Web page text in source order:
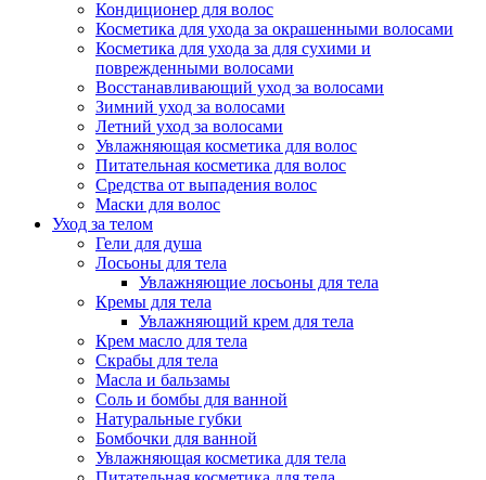
Кондиционер для волос
Косметика для ухода за окрашенными волосами
Косметика для ухода за для сухими и
поврежденными волосами
Восстанавливающий уход за волосами
Зимний уход за волосами
Летний уход за волосами
Увлажняющая косметика для волос
Питательная косметика для волос
Средства от выпадения волос
Маски для волос
Уход за телом
Гели для душа
Лосьоны для тела
Увлажняющие лосьоны для тела
Кремы для тела
Увлажняющий крем для тела
Крем масло для тела
Скрабы для тела
Масла и бальзамы
Соль и бомбы для ванной
Натуральные губки
Бомбочки для ванной
Увлажняющая косметика для тела